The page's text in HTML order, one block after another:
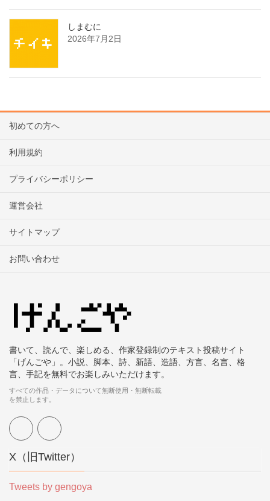
しまむに
2026年7月2日
初めての方へ
利用規約
プライバシーポリシー
運営会社
サイトマップ
お問い合わせ
書いて、読んで、楽しめる、作家登録制のテキスト投稿サイト
「げんごや」。小説、脚本、詩、新語、造語、方言、名言、格
言、手記を無料でお楽しみいただけます。
すべての作品・データについて無断使用・無断転載
を禁止します。
X（旧Twitter）
Tweets by gengoya